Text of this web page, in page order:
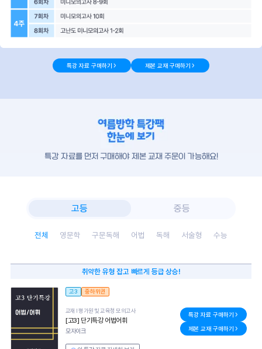
특강 자료 구매하기 제본 교재 구매하기
특강 자료를 먼저 구매해야 제본 교재 주문이 가능해요!
고등 중등
전체 영문학 구문독해 어법 독해 서술형 수능
취약한 유형 잡고 빠르게 등급 상승!
고3 중하위권
교재 l평가원 및 교육청 모의고사
[고3] 단기특강 어법어휘
모자이크
특강 자료 구매하기
제본 교재 구매하기